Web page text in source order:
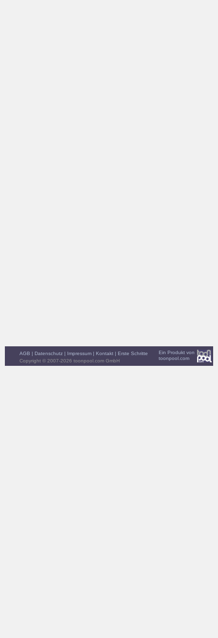
Ein Produkt von
toonpool.com
AGB | Datenschutz | Impressum | Kontakt | Erste Schritte
Copyright © 2007-2026 toonpool.com GmbH